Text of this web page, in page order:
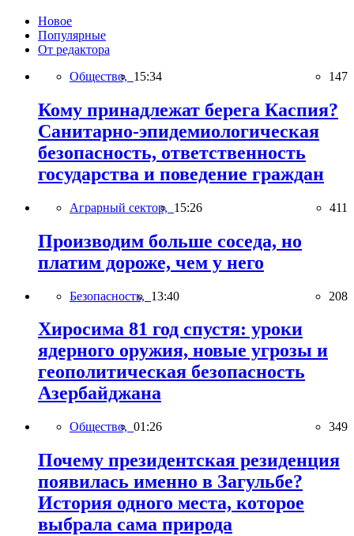
Новое
Популярные
От редактора
Общество, 15:34 147
Кому принадлежат берега Каспия?
Санитарно-эпидемиологическая
безопасность, ответственность
государства и поведение граждан
Аграрный сектор, 15:26 411
Производим больше соседа, но
платим дороже, чем у него
Безопасность, 13:40 208
Хиросима 81 год спустя: уроки
ядерного оружия, новые угрозы и
геополитическая безопасность
Азербайджана
Общество, 01:26 349
Почему президентская резиденция
появилась именно в Загульбе?
История одного места, которое
выбрала сама природа